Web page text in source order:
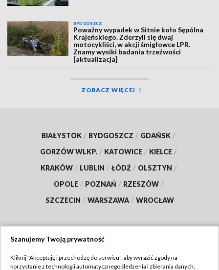
BYDGOSZCZ
Poważny wypadek w Sitnie koło Sępólna
Krajeńskiego. Zderzyli się dwaj
motocykliści, w akcji śmigłowce LPR.
Znamy wyniki badania trzeźwości
[aktualizacja]
ZOBACZ WIĘCEJ
BIAŁYSTOK / BYDGOSZCZ / GDAŃSK /
GORZÓW WLKP. / KATOWICE / KIELCE /
KRAKÓW / LUBLIN / ŁÓDŹ / OLSZTYN /
OPOLE / POZNAŃ / RZESZÓW /
SZCZECIN / WARSZAWA / WROCŁAW
Szanujemy Twoją prywatność
Kliknij "Akceptuję i przechodzę do serwisu", aby wyrazić zgody na
korzystanie z technologii automatycznego śledzenia i zbierania danych,